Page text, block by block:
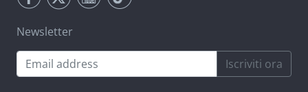
Newsletter
Iscriviti ora